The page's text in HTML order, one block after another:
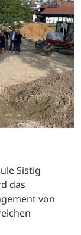
Sistig
das
von